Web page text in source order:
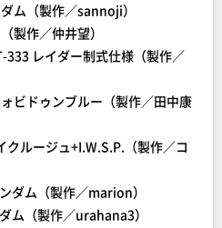
ム（製作／sannoji）
製作／仲井望）
333 レイダー制式仕様（製作／
ビドゥンブルー（製作／田中康
ルージュ+I.W.S.P.（製作／コ
ダム（製作／marion）
ム（製作／urahana3）